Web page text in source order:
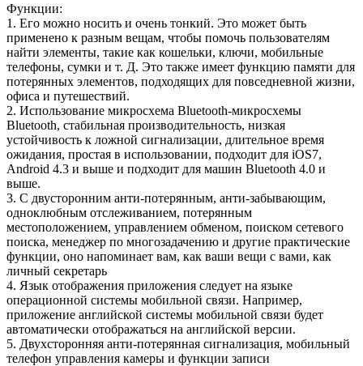
Функции:
1. Его можно носить и очень тонкий. Это может быть
применено к разным вещам, чтобы помочь пользователям
найти элементы, такие как кошельки, ключи, мобильные
телефоны, сумки и т. Д. Это также имеет функцию памяти для
потерянных элементов, подходящих для повседневной жизни,
офиса и путешествий.
2. Использование микросхема Bluetooth-микросхемы
Bluetooth, стабильная производительность, низкая
устойчивость к ложной сигнализации, длительное время
ожидания, простая в использовании, подходит для iOS7,
Android 4.3 и выше и подходит для машин Bluetooth 4.0 и
выше.
3. С двусторонним анти-потерянным, анти-забывающим,
одноклюбным отслеживанием, потерянным
местоположением, управлением обменом, поиском сетевого
поиска, менеджер по многозадачению и другие практические
функции, оно напоминает вам, как ваши вещи с вами, как
личный секретарь
4. Язык отображения приложения следует на языке
операционной системы мобильной связи. Например,
приложение английской системы мобильной связи будет
автоматически отображаться на английской версии.
5. Двухсторонняя анти-потерянная сигнализация, мобильный
телефон управления камеры и функции записи